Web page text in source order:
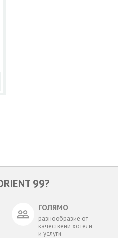
99?
ГОЛЯМО
разнообразие от
качествени хотели
и услуги